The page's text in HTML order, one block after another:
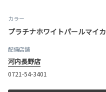
カラー
プラチナホワイトパールマイカ
配備店舗
河内長野店
0721-54-3401